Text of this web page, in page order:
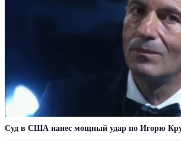
Суд в США нанес мощный удар по Игорю